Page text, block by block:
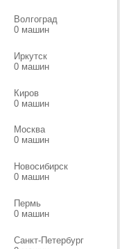
Волгоград
0 машин
Иркутск
0 машин
Киров
0 машин
Москва
0 машин
Новосибирск
0 машин
Пермь
0 машин
Санкт-Петербург